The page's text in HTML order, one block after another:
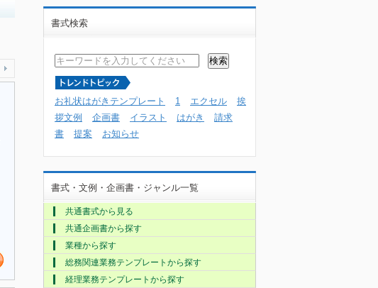
書式検索
お礼状はがきテンプレート 1 エクセル
挨
拶文例
企画書 イラスト はがき
請求
書
提案 お知らせ
書式・文例・企画書・ジャンル一覧
共通書式から見る
共通企画書から探す
業種から探す
総務関連業務テンプレートから探す
経理業務テンプレートから探す